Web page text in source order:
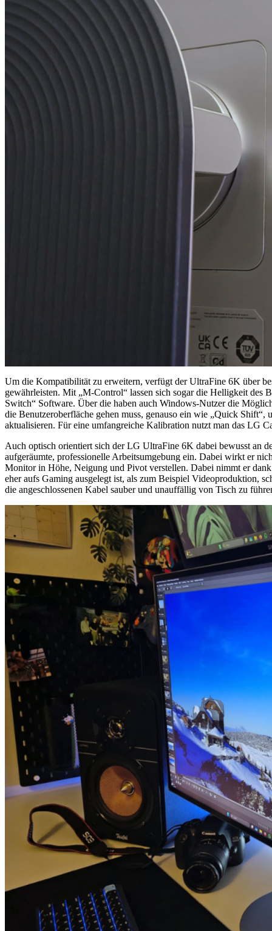
Um die Kompatibilität zu erweitern, verfügt der UltraFine 6K über
gewährleisten. Mit „M-Control“ lassen sich sogar die Helligkeit des
Switch“ Software. Über die haben auch Windows-Nutzer die
die Benutzeroberfläche gehen muss, genauso ein wie „Quick
aktualisieren. Für eine umfangreiche Kalibration nutzt man das LG
Auch optisch orientiert sich der LG UltraFine 6K dabei bewusst an
aufgeräumte, professionelle Arbeitsumgebung ein. Dabei wirkt er
Monitor in Höhe, Neigung und Pivot verstellen. Dabei nimmt er
eher aufs Gaming ausgelegt ist, als zum Beispiel Videoproduktion,
die angeschlossenen Kabel sauber und unauffällig von Tisch zu